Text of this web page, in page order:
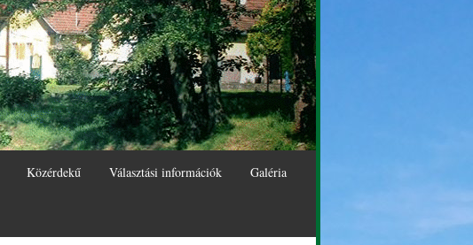
Közérdekű Választási információk Galéria